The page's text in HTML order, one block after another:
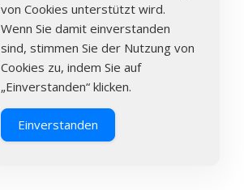
von Cookies unterstützt wird.
Wenn Sie damit einverstanden
sind, stimmen Sie der Nutzung von
Cookies zu, indem Sie auf
„Einverstanden“ klicken.
Einverstanden